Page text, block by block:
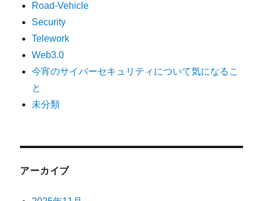
Road-Vehicle
Security
Telework
Web3.0
今宵のサイバーセキュリティについて気になるこ
と
未分類
アーカイブ